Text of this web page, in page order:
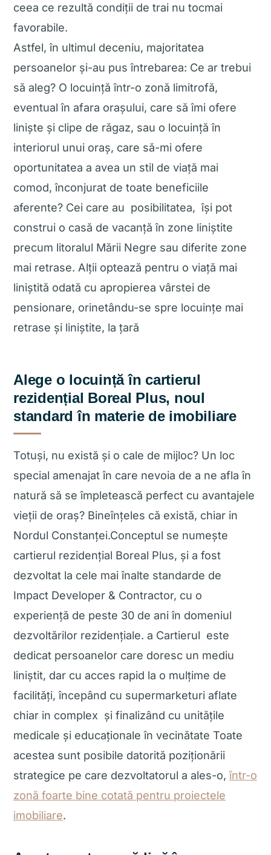
ceea ce rezultă condiții de trai nu tocmai
favorabile.
Astfel, în ultimul deceniu, majoritatea
persoanelor și-au pus întrebarea: Ce ar trebui
să aleg? O locuință într-o zonă limitrofă,
eventual în afara orașului, care să îmi ofere
liniște și clipe de răgaz, sau o locuință în
interiorul unui oraș, care să-mi ofere
oportunitatea a avea un stil de viață mai
comod, înconjurat de toate beneficiile
aferente? Cei care au posibilitatea, își pot
construi o casă de vacanță în zone liniștite
precum litoralul Mării Negre sau diferite zone
mai retrase. Alții optează pentru o viață mai
liniștită odată cu apropierea vârstei de
pensionare, orinetându-se spre locuințe mai
retrase și liniștite, la țară
Alege o locuință în cartierul
rezidențial Boreal Plus, noul
standard în materie de imobiliare
Totuși, nu există și o cale de mijloc? Un loc
special amenajat în care nevoia de a ne afla în
natură să se împletească perfect cu avantajele
vieții de oraș? Bineînțeles că există, chiar in
Nordul Constanței.Conceptul se numește
cartierul rezidențial Boreal Plus, și a fost
dezvoltat la cele mai înalte standarde de
Impact Developer & Contractor, cu o
experiență de peste 30 de ani în domeniul
dezvoltărilor rezidențiale. a Cartierul este
dedicat persoanelor care doresc un mediu
liniștit, dar cu acces rapid la o mulțime de
facilități, începând cu supermarketuri aflate
chiar in complex și finalizând cu unitățile
medicale și educaționale în vecinătate Toate
acestea sunt posibile datorită poziționării
strategice pe care dezvoltatorul a ales-o,într-o
zonă foarte bine cotată pentru proiectele
imobiliare.